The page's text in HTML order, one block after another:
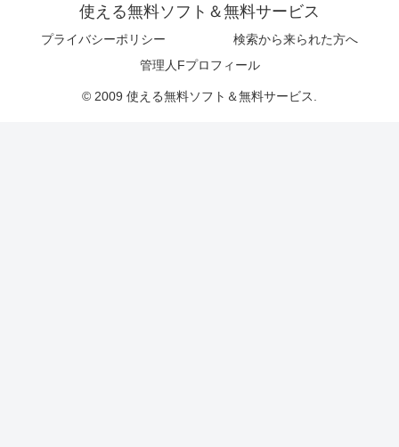
使える無料ソフト＆無料サービス
プライバシーポリシー
検索から来られた方へ
管理人Fプロフィール
© 2009 使える無料ソフト＆無料サービス.